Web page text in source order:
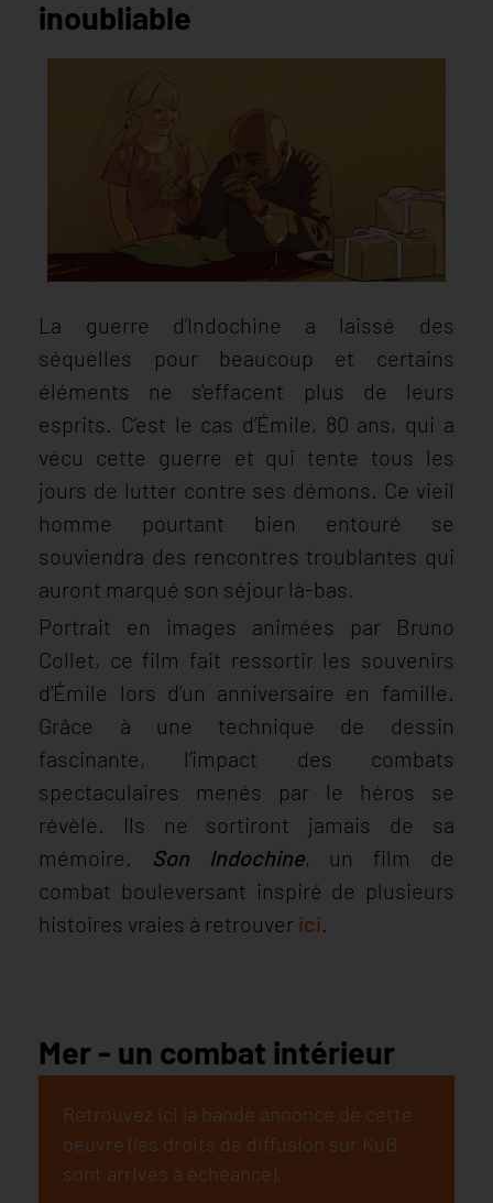
inoubliable
La guerre d’Indochine a laissé des
séquelles pour beaucoup et certains
éléments ne s'effacent plus de leurs
esprits. C’est le cas d’Émile, 80 ans, qui a
vécu cette guerre et qui tente tous les
jours de lutter contre ses démons. Ce vieil
homme pourtant bien entouré se
souviendra des rencontres troublantes qui
auront marqué son séjour là-bas.
Portrait en images animées par Bruno
Collet, ce film fait ressortir les souvenirs
d’Émile lors d’un anniversaire en famille.
Grâce à une technique de dessin
fascinante, l’impact des combats
spectaculaires menés par le héros se
révèle. Ils ne sortiront jamais de sa
mémoire. Son Indochine, un film de
combat bouleversant inspiré de plusieurs
histoires vraies à retrouver ici.
Mer - un combat intérieur
Retrouvez ici la bande annonce de cette
oeuvre (les droits de diffusion sur KuB
sont arrivés à échéance).